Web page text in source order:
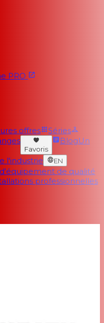
PRO
offres
Séries
Favoris
BlogUn
l'industrie EN
de qualité
professionnelles